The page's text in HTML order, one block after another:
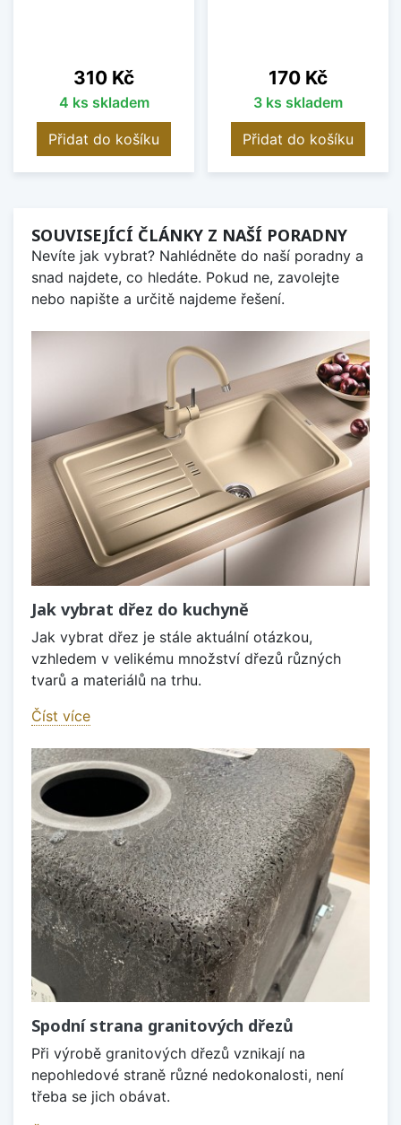
Cena
310 Kč
4 ks skladem
Přidat do košíku
Cena
170 Kč
3 ks skladem
Přidat do košíku
SOUVISEJÍCÍ ČLÁNKY Z NAŠÍ PORADNY
Nevíte jak vybrat? Nahlédněte do naší poradny a
snad najdete, co hledáte. Pokud ne, zavolejte
nebo napište a určitě najdeme řešení.
Jak vybrat dřez do kuchyně
Jak vybrat dřez je stále aktuální otázkou,
vzhledem v velikému množství dřezů různých
tvarů a materiálů na trhu.
Číst více
Spodní strana granitových dřezů
Při výrobě granitových dřezů vznikají na
nepohledové straně různé nedokonalosti, není
třeba se jich obávat.